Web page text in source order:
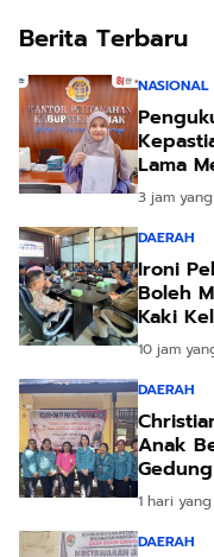
Berita Terbaru
NASIONAL
Lama
3 jam
DAERAH
Ironi
Boleh
Kaki
10 jam
DAERAH
Anak
1 hari
DAERAH